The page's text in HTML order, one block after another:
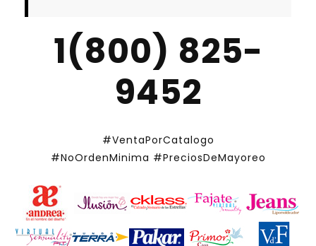
1(800) 825-
9452
#VentaPorCatalogo
#NoOrdenMinima #PreciosDeMayoreo